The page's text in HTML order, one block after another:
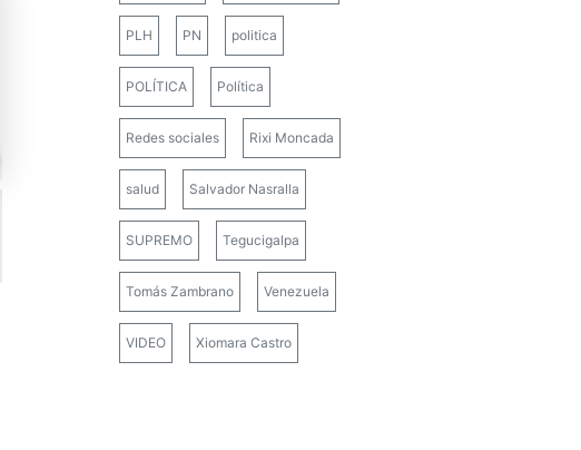
PLH PN politica
POLÍTICA Política
Redes sociales Rixi Moncada
salud Salvador Nasralla
SUPREMO Tegucigalpa
Tomás Zambrano Venezuela
VIDEO Xiomara Castro